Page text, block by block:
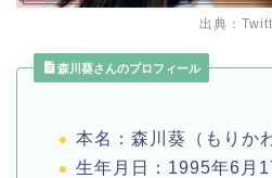
出典：
森川葵さんのプロフィール
本名：森川葵（もりか
生年月日：1995年6月